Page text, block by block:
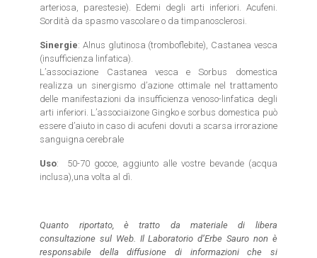
arteriosa, parestesie). Edemi degli arti inferiori. Acufeni.
Sordità da spasmo vascolare o da timpanosclerosi.
Sinergie: Alnus glutinosa (tromboflebite), Castanea vesca
(insufficienza linfatica).
L’associazione Castanea vesca e Sorbus domestica
realizza un sinergismo d’azione ottimale nel trattamento
delle manifestazioni da insufficienza venoso-linfatica degli
arti inferiori. L’associaizone Gingko e sorbus domestica può
essere d’aiuto in caso di acufeni dovuti a scarsa irrorazione
sanguigna cerebrale
Uso: 50-70 gocce, aggiunto alle vostre bevande (acqua
inclusa),una volta al dì.
Quanto riportato, è tratto da materiale di libera
consultazione sul Web. Il Laboratorio d’Erbe Sauro non è
responsabile della diffusione di informazioni che si